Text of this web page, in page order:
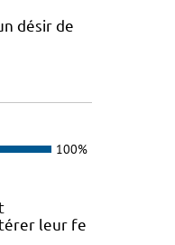
désir de
100%
leur fe